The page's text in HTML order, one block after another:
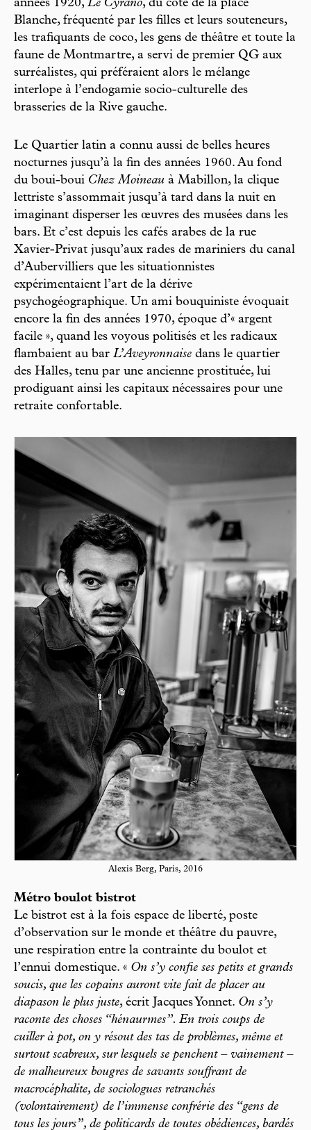
années 1920, Le Cyrano, du côté de la place
Blanche, fréquenté par les filles et leurs souteneurs,
les trafiquants de coco, les gens de théâtre et toute la
faune de Montmartre, a servi de premier QG aux
surréalistes, qui préféraient alors le mélange
interlope à l’endogamie socio-culturelle des
brasseries de la Rive gauche.
Le Quartier latin a connu aussi de belles heures
nocturnes jusqu’à la fin des années 1960. Au fond
du boui-boui Chez Moineau à Mabillon, la clique
lettriste s’assommait jusqu’à tard dans la nuit en
imaginant disperser les œuvres des musées dans les
bars. Et c’est depuis les cafés arabes de la rue
Xavier-Privat jusqu’aux rades de mariniers du canal
d’Aubervilliers que les situationnistes
expérimentaient l’art de la dérive
psychogéographique. Un ami bouquiniste évoquait
encore la fin des années 1970, époque d’« argent
facile », quand les voyous politisés et les radicaux
flambaient au bar L’Aveyronnaise dans le quartier
des Halles, tenu par une ancienne prostituée, lui
prodiguant ainsi les capitaux nécessaires pour une
retraite confortable.
Alexis Berg, Paris, 2016
Métro boulot bistrot
Le bistrot est à la fois espace de liberté, poste
d’observation sur le monde et théâtre du pauvre,
une respiration entre la contrainte du boulot et
l’ennui domestique. « On s’y confie ses petits et grands
soucis, que les copains auront vite fait de placer au
diapason le plus juste, écrit Jacques Yonnet. On s’y
raconte des choses “hénaurmes”. En trois coups de
cuiller à pot, on y résout des tas de problèmes, même et
surtout scabreux, sur lesquels se penchent – vainement –
de malheureux bougres de savants souffrant de
macrocéphalite, de sociologues retranchés
(volontairement) de l’immense confrérie des “gens de
tous les jours”, de politicards de toutes obédiences, bardés